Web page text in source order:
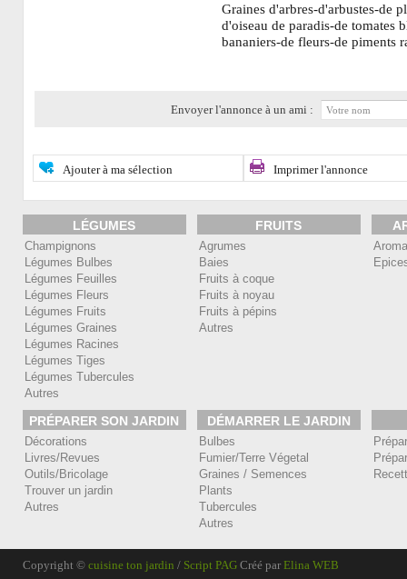
Graines d'arbres-d'arbustes-de
d'oiseau de paradis-de tomates
bananiers-de fleurs-de piments
Envoyer l'annonce à un ami :
Ajouter à ma sélection Imprimer l'annonce
LÉGUMES
Champignons
Légumes Bulbes
Légumes Feuilles
Légumes Fleurs
Légumes Fruits
Légumes Graines
Légumes Racines
Légumes Tiges
Légumes Tubercules
Autres
FRUITS
Agrumes
Baies
Fruits à coque
Fruits à noyau
Fruits à pépins
Autres
PRÉPARER SON JARDIN
Décorations
Livres/Revues
Outils/Bricolage
Trouver un jardin
Autres
DÉMARRER LE JARDIN
Bulbes
Fumier/Terre Végetal
Graines / Semences
Plants
Tubercules
Autres
Copyright © cuisine ton jardin / Script PAG Créé par Elina WEB